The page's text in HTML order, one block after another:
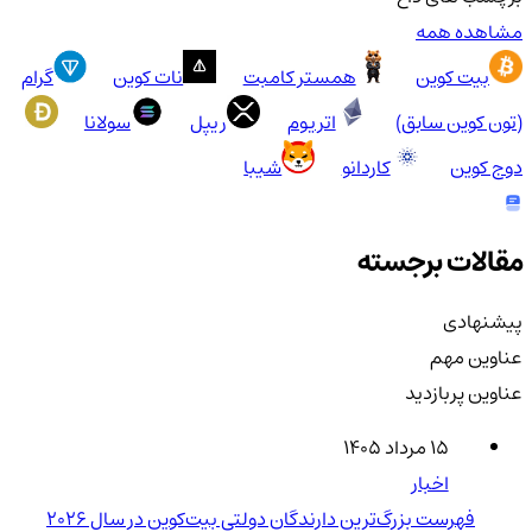
مشاهده همه
بیت کوین
همستر کامبت نات کوین
گرام
(تون کوین سابق)
اتریوم ریپل
سولانا
دوج کوین
کاردانو شیبا
مقالات برجسته
پیشنهادی
عناوین مهم
عناوین پربازدید
۱۵ مرداد ۱۴۰۵
اخبار
فهرست بزرگ‌ترین دارندگان دولتی بیت‌کوین در سال 2026